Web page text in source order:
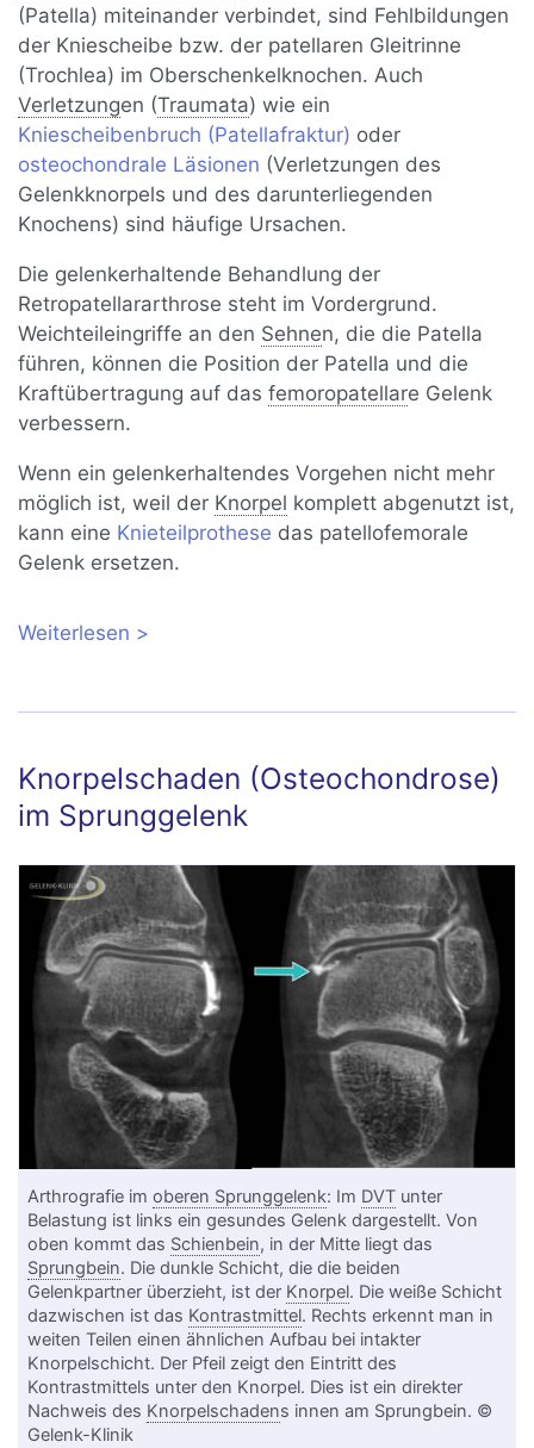
(Patella) miteinander verbindet, sind Fehlbildungen
der Kniescheibe bzw. der patellaren Gleitrinne
(Trochlea) im Oberschenkelknochen. Auch
Verletzungen (Traumata) wie ein
Kniescheibenbruch (Patellafraktur) oder
osteochondrale Läsionen (Verletzungen des
Gelenkknorpels und des darunterliegenden
Knochens) sind häufige Ursachen.
Die gelenkerhaltende Behandlung der
Retropatellararthrose steht im Vordergrund.
Weichteileingriffe an den Sehnen, die die Patella
führen, können die Position der Patella und die
Kraftübertragung auf dasfemoropatellare Gelenk
verbessern.
Wenn ein gelenkerhaltendes Vorgehen nicht mehr
möglich ist, weil der Knorpel komplett abgenutzt ist,
kann eine Knieteilprothese das patellofemorale
Gelenk ersetzen.
Weiterlesen über Retropatellararthrose:
Knorpelschaden (Osteochondrose)
im Sprunggelenk
Arthrografie imoberen Sprunggelenk: Im DVT unter
Belastung ist links ein gesundes Gelenk dargestellt. Von
oben kommt das Schienbein, in der Mitte liegt das
Sprungbein. Die dunkle Schicht, die die beiden
Gelenkpartner überzieht, ist der Knorpel. Die weiße Schicht
dazwischen ist das Kontrastmittel. Rechts erkennt man in
weiten Teilen einen ähnlichen Aufbau bei intakter
Knorpelschicht. Der Pfeil zeigt den Eintritt des
Kontrastmittels unter den Knorpel. Dies ist ein direkter
Nachweis des Knorpelschadens innen am Sprungbein. ©
Gelenk-Klinik